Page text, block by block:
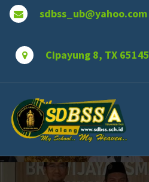
Lewati
sdbss_ub@yahoo.com
Cipayung 8, TX 65145